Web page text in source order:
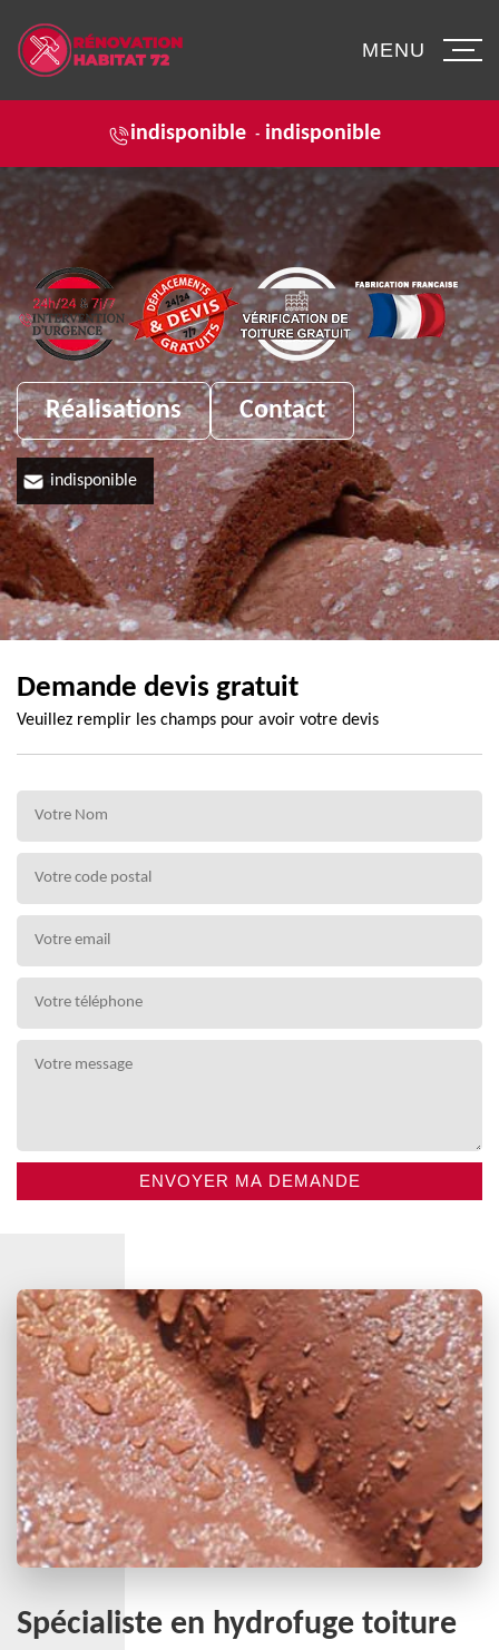
indisponible - indisponible
MENU
Réalisations Contact
indisponible
Demande devis gratuit
Veuillez remplir les champs pour avoir votre devis
Spécialiste en hydrofuge toiture